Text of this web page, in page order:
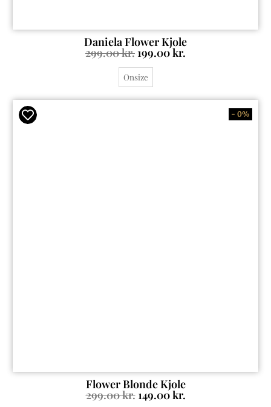
Daniela Flower Kjole
299.00kr.199.00kr.
Onsize
- 0%
Flower Blonde Kjole
299.00kr.149.00kr.